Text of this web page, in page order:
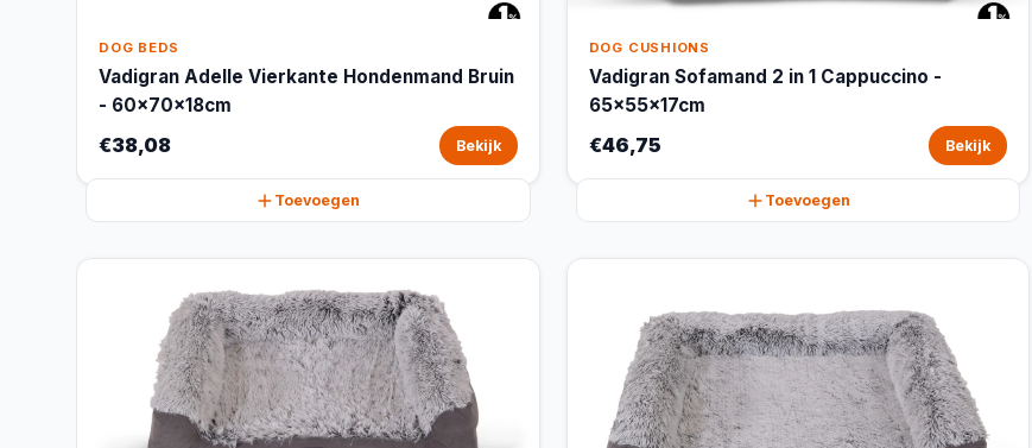
DOG BEDS
Vadigran Adelle Vierkante Hondenmand Bruin
- 60x70x18cm
€38,08 Bekijk
Toevoegen
DOG CUSHIONS
Vadigran Sofamand 2 in 1 Cappuccino -
65x55x17cm
€46,75 Bekijk
Toevoegen